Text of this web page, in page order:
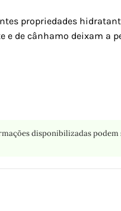
propriedades
de cânhamo deixam a
disponibilizadas